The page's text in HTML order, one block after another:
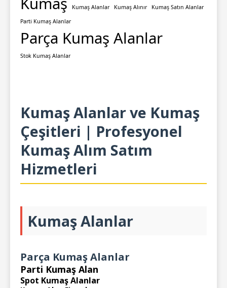
Kumaş Alanlar Kumaş Alınır
Kumaş Satın Alanlar
Parti Kumaş Alanlar
Parça Kumaş Alanlar
Stok Kumaş Alanlar
Kumaş Alanlar ve Kumaş
Çeşitleri | Profesyonel
Kumaş Alım Satım
Hizmetleri
Kumaş Alanlar
Parça Kumaş Alanlar
Parti Kumaş Alan
Spot Kumaş Alanlar